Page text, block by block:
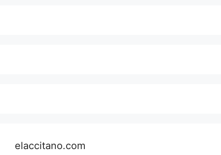
elaccitano.com